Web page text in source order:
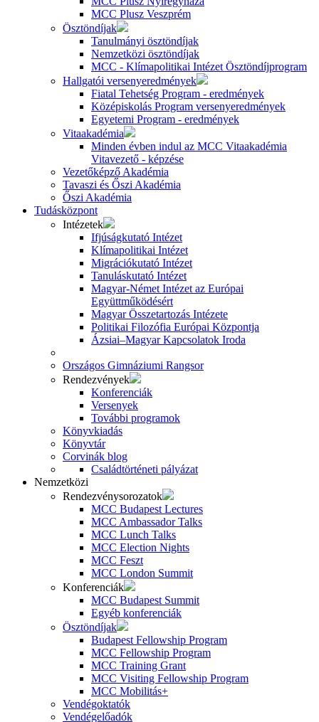
MCC Plusz Veszprém
Ösztöndíjak
Tanulmányi ösztöndíjak
Nemzetközi ösztöndíjak
MCC - Klímapolitikai Intézet Ösztöndíjprogram
Hallgatói versenyeredmények
Fiatal Tehetség Program - eredmények
Középiskolás Program versenyeredmények
Egyetemi Program - eredmények
Vitaakadémia
Minden évben indul az MCC Vitaakadémia
Vitavezető - képzése
Vezetőképző Akadémia
Tavaszi és Őszi Akadémia
Őszi Akadémia
Tudásközpont
Intézetek
Ifjúságkutató Intézet
Klímapolitikai Intézet
Migrációkutató Intézet
Tanuláskutató Intézet
Magyar-Német Intézet az Európai
Együttműködésért
Magyar Összetartozás Intézete
Politikai Filozófia Európai Központja
Ázsiai–Magyar Kapcsolatok Iroda
Országos Gimnáziumi Rangsor
Rendezvények
Konferenciák
Versenyek
További programok
Könyvkiadás
Könyvtár
Corvinák blog
Családtörténeti pályázat
Nemzetközi
Rendezvénysorozatok
MCC Budapest Lectures
MCC Ambassador Talks
MCC Lunch Talks
MCC Election Nights
MCC Feszt
MCC London Summit
Konferenciák
MCC Budapest Summit
Egyéb konferenciák
Ösztöndíjak
Budapest Fellowship Program
MCC Fellowship Program
MCC Training Grant
MCC Visiting Fellowship Program
MCC Mobilitás+
Vendégoktatók
Vendégelőadók